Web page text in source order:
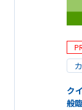
ク
般